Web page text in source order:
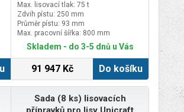
Max. lisovací tlak: 75 t
Zdvih pístu: 250 mm
Průměr pístu: 93 mm
Max. pracovní šířka: 800 mm
Skladem - do 3-5 dnů u Vás
91 947 Kč Do košíku
Sada (8 ks) lisovacích